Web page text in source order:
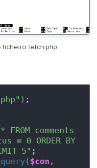
fetch.php.
) ;
FROM comments
= 0 ORDER BY
5" ;
($con,